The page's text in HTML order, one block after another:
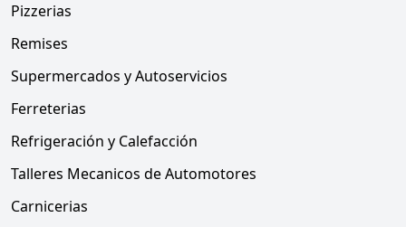
Pizzerias
Remises
Supermercados y Autoservicios
Ferreterias
Refrigeración y Calefacción
Talleres Mecanicos de Automotores
Carnicerias